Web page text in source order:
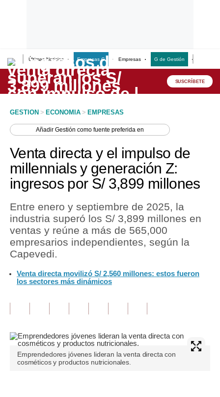
Últimas Noticias Empresas G Empresas G de Gestión
Lo último
Peru Quiosco
Economía
Mercados
Política
Finanzas Personales
Inmobiliarias
Opinión
Editorial
Pregunta de hoy
SUSCRÍBETE
GESTION > ECONOMIA > EMPRESAS
AñadirGestión como fuente preferida en
Venta directa y el impulso de
millennials y generación Z:
ingresos por S/ 3,899 millones
Entre enero y septiembre de 2025, la
industria superó los S/ 3,899 millones en
ventas y reúne a más de 565,000
empresarios independientes, según la
Capevedi.
Venta directa movilizó S/ 2,560 millones: estos fueron
los sectores más dinámicos
Emprendedores jóvenes lideran la venta directa con
cosméticos y productos nutricionales.